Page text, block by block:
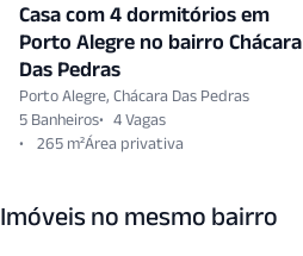
Casa com 4 dormitórios em
Porto Alegre no bairro Chácara
Das Pedras
Porto Alegre, Chácara Das Pedras
5 Banheiros
4 Vagas
265 m²
Imóveis no mesmo bairro